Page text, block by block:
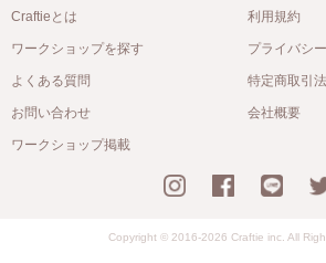
Craftieとは
ワークショップを探す
よくある質問
お問い合わせ
ワークショップ掲載
利用規約
プライバシ
特定商取引
会社概要
Copyright © 2016-2026 Craftie inc. All